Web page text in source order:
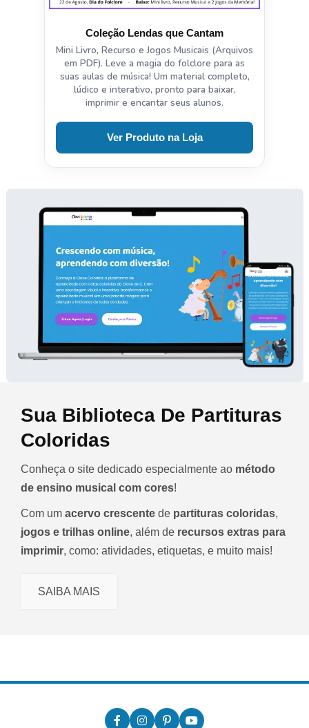
Coleção Lendas que Cantam
Mini Livro, Recurso e Jogos Musicais (Arquivos
em PDF). Leve a magia do folclore para as
suas aulas de música! Um material completo,
lúdico e interativo, pronto para baixar,
imprimir e encantar seus alunos.
Ver Produto na Loja
Sua Biblioteca De Partituras
Coloridas
Conheça o site dedicado especialmente ao método
de ensino musical com cores!
Com um acervo crescente de partituras coloridas,
jogos e trilhas online, além de recursos extras para
imprimir, como: atividades, etiquetas, e muito mais!
SAIBA MAIS